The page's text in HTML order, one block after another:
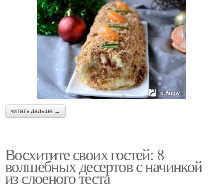
читать дальше →
Восхитите своих гостей: 8
волшебных десертов с начинкой
из слоеного теста